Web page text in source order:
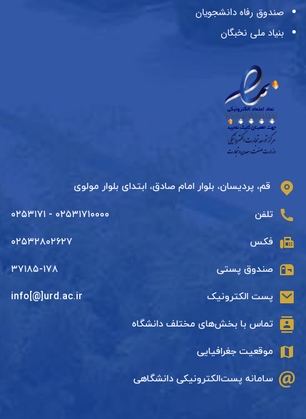
صندوق رفاه دانشجویان
بنیاد ملی نخبگان
قم، پردیسان، بلوار امام صادق، ابتدای بلوار مولوی
تلفن ۰۲۵۳۱۷۱۰۰۰۰ - ۰۲۵۳۱۷۱
فکس ۰۲۵۳۲۸۰۲۶۲۷
صندوق پستی ۳۷۱۸۵-۱۷۸
پست الکترونیک info[@]urd.ac.ir
تماس با بخش‌های مختلف دانشگاه
موقعیت جغرافیایی
سامانه پست‌الکترونیکی دانشگاهی